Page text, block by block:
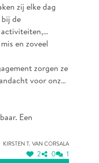
zij elke dag
de
en zoveel
zorgen ze
voor onze
Een
Kirsten T. van Corsala
2 0 1